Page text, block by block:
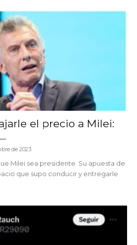
el precio a Milei:
de 2023
Milei sea presidente. Su apuesta de
que supo conducir y entregarle